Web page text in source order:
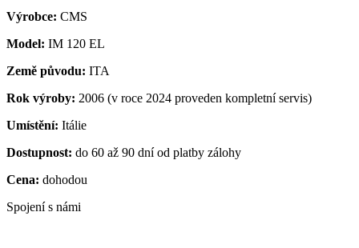
Výrobce: CMS
Model: IM 120 EL
Země původu: ITA
Rok výroby: 2006 (v roce 2024 proveden kompletní servis)
Umístění: Itálie
Dostupnost: do 60 až 90 dní od platby zálohy
Cena: dohodou
Spojení s námi